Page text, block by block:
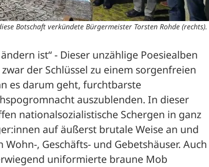
Botschaft verkündete Bürgermeister Torsten Rohde (rechts).
ist“ - Dieser unzählige Poesiealben
der Schlüssel zu einem sorgenfreien
es darum geht, furchtbarste
auszublenden. In dieser
nationalsozialistische Schergen in ganz
auf äußerst brutale Weise an und
, Geschäfts- und Gebetshäuser. Auch
uniformierte braune Mob